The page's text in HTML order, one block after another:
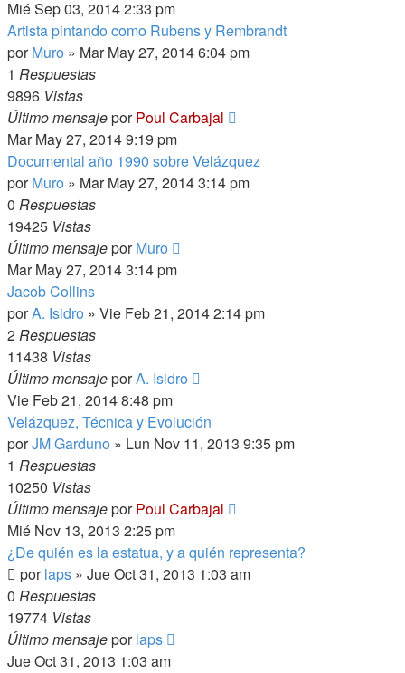
Mié Sep 03, 2014 2:33 pm
Artista pintando como Rubens y Rembrandt
porMuro » Mar May 27, 2014 6:04 pm
1 Respuestas
9896 Vistas
Último mensajeporPoul Carbajal
Mar May 27, 2014 9:19 pm
Documental año 1990 sobre Velázquez
porMuro » Mar May 27, 2014 3:14 pm
0 Respuestas
19425 Vistas
Último mensajeporMuro
Mar May 27, 2014 3:14 pm
Jacob Collins
porA. Isidro » Vie Feb 21, 2014 2:14 pm
2Respuestas
11438 Vistas
Último mensajeporA. Isidro
Vie Feb 21, 2014 8:48 pm
Velázquez, Técnica y Evolución
porJM Garduno » Lun Nov 11, 2013 9:35 pm
1 Respuestas
10250 Vistas
Último mensajeporPoul Carbajal
Mié Nov 13, 2013 2:25 pm
¿De quién es la estatua, y a quién representa?
porlaps » Jue Oct 31, 2013 1:03 am
0 Respuestas
19774 Vistas
Último mensajeporlaps
Jue Oct 31, 2013 1:03 am